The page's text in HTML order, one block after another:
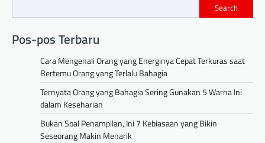
Search
Pos-pos Terbaru
Cara Mengenali Orang yang Energinya Cepat Terkuras saat
Bertemu Orang yang Terlalu Bahagia
Ternyata Orang yang Bahagia Sering Gunakan 5 Warna Ini
dalam Keseharian
Bukan Soal Penampilan, Ini 7 Kebiasaan yang Bikin
Seseorang Makin Menarik